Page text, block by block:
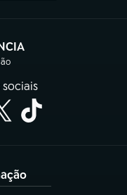
nova aba)